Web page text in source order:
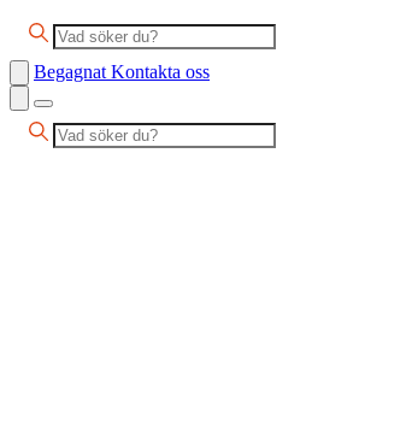
Begagnat Kontakta oss